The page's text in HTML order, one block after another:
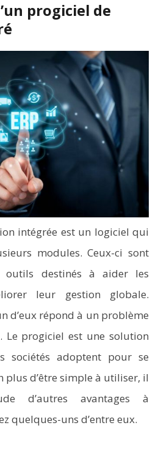
progiciel de
intégrée est un logiciel qui
modules. Ceux-ci sont
outils destinés à aider les
leur gestion globale.
d’eux répond à un problème
Le progiciel est une solution
sociétés adoptent pour se
plus d’être simple à utiliser, il
d’autres avantages à
quelques-uns d’entre eux.